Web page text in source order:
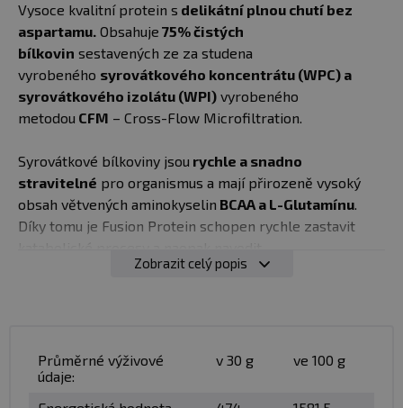
Vysoce kvalitní protein s delikátní plnou chutí bez
aspartamu. Obsahuje 75% čistých
bílkovin sestavených ze za studena
vyrobeného syrovátkového koncentrátu (WPC) a
syrovátkového izolátu (WPI) vyrobeného
metodou CFM – Cross-Flow Microfiltration.
Syrovátkové bílkoviny jsou rychle a snadno
stravitelné pro organismus a mají přirozeně vysoký
obsah větvených aminokyselin BCAA a L-Glutamínu.
Díky tomu je Fusion Protein schopen rychle zastavit
Podporuje rychlý růst a regeneraci svalů
✅ bílkoviny přispívají k udržení svalové hmoty
✅ bílkoviny přispívají k udržení normálního stavu kostí
Zobrazit celý popis
Průměrné výživové
údaje:
v 30 g ve 100 g